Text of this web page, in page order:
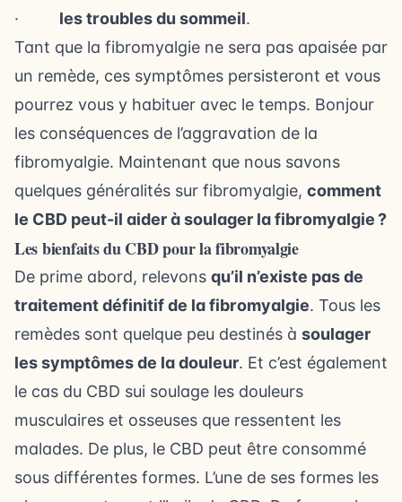
· les troubles du sommeil.
Tant que la fibromyalgie ne sera pas apaisée par
un remède, ces symptômes persisteront et vous
pourrez vous y habituer avec le temps. Bonjour
les conséquences de l’aggravation de la
fibromyalgie. Maintenant que nous savons
quelques généralités sur fibromyalgie, comment
le CBD peut-il aider à soulager la fibromyalgie ?
Les bienfaits du CBD pour la fibromyalgie
De prime abord, relevons qu’il n’existe pas de
traitement définitif de la fibromyalgie. Tous les
remèdes sont quelque peu destinés à soulager
les symptômes de la douleur. Et c’est également
le cas du CBD sui soulage les douleurs
musculaires et osseuses que ressentent les
malades. De plus, le CBD peut être consommé
sous différentes formes. L’une de ses formes les